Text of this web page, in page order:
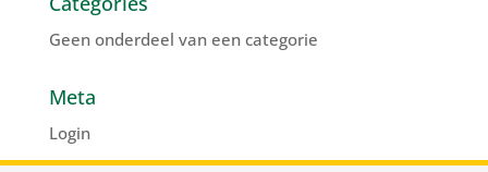
Geen onderdeel van een categorie
Meta
Login